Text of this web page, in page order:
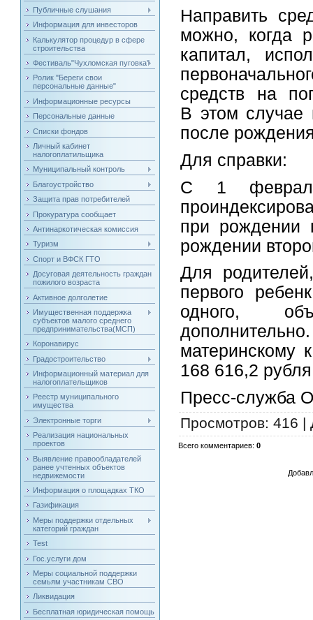
Публичные слушания
Информация для инвесторов
Калькулятор процедур в сфере
строительства
Фестиваль"Чухломская пуговка"
Ролик "Береги свои
персональные данные"
Информационные ресурсы
Персональные данные
Списки фондов
Личный кабинет
налогоплатильщика
Муниципальный контроль
Благоустройство
Защита прав потребителей
Прокуратура сообщает
Антинаркотическая комиссия
Туризм
Спорт и ВФСК ГТО
Досуговая деятельность граждан
пожилого возраста
Активное долголетие
Имущественная поддержка
субъектов малого среднего
предпринимательства(МСП)
Коронавирус
Градостроительство
Информационный материал для
налогоплательщиков
Реестр муниципального
имущества
Электронные торги
Реализация национальных
проектов
Выявление правообладателей
ранее учтенных объектов
недвижемости
Информация о площадках ТКО
Газификация
Меры поддержки отдельных
категорий граждан
Test
Гос.услуги дом
Меры социальной поддержки
семьям участникам СВО
Ликвидация
Бесплатная юридическая помощь
Направить
можно, когда
капитал,
средств на
В этом случае
после
Для справки:
С 1
при рождении
рождении
Для
первого
одного,
материнскому
168 616,2
Пресс-служба
Просмотров: 416 |
Всего комментариев:0